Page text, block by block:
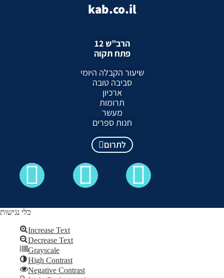
kab.co.il
הרב”ש 12
פתח תקוה
שיעור הקבלה היומי
סביבה טובה
ארכיון
תרומות
מעשר
חנות ספרים
לתרום
Skip to content
כלי נגישות
Increase Text
Decrease Text
Grayscale
High Contrast
Negative Contrast